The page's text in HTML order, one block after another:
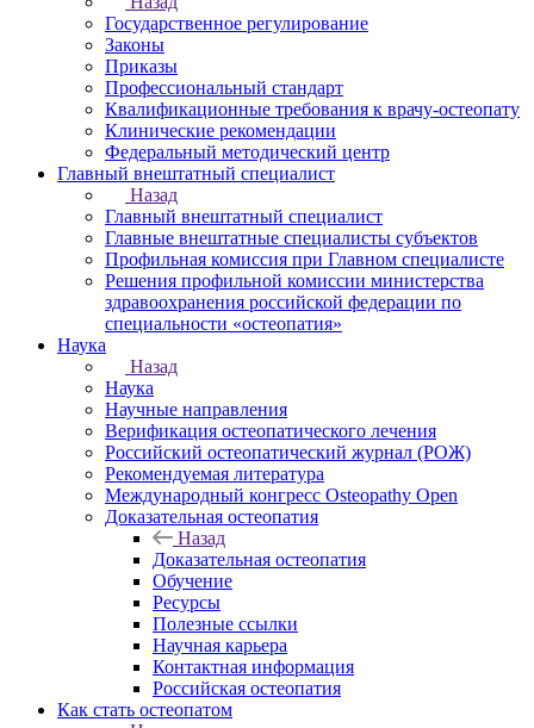
Государственное регулирование
Законы
Приказы
Профессиональный стандарт
Квалификационные требования к врачу-остеопату
Клинические рекомендации
Федеральный методический центр
Главный внештатный специалист
Назад
Главный внештатный специалист
Главные внештатные специалисты субъектов
Профильная комиссия при Главном специалисте
Решения профильной комиссии министерства
здравоохранения российской федерации по
специальности «остеопатия»
Наука
Назад
Наука
Научные направления
Верификация остеопатического лечения
Российский остеопатический журнал (РОЖ)
Рекомендуемая литература
Международный конгресс Osteopathy Open
Доказательная остеопатия
Назад
Доказательная остеопатия
Обучение
Ресурсы
Полезные ссылки
Научная карьера
Контактная информация
Российская остеопатия
Как стать остеопатом